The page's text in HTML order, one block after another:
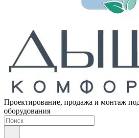
Проектирование, продажа и монтаж
оборудования